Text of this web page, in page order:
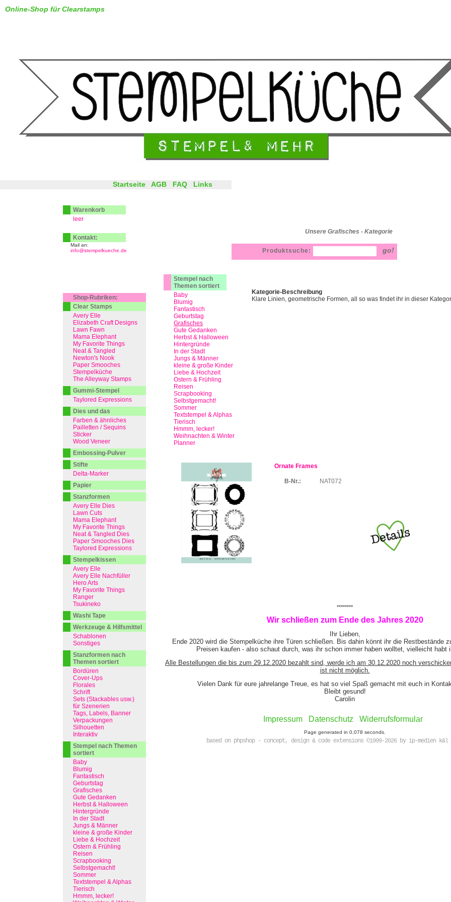
Unsere Grafisches - Kategorie
Online-Shop für Clearstamps
Stempel nach
Themen sortiert
Baby
Blumig
Fantastisch
Geburtstag
Grafisches
Gute Gedanken
Herbst & Halloween
Hintergründe
In der Stadt
Jungs & Männer
kleine & große Kinder
Liebe & Hochzeit
Ostern & Frühling
Reisen
Scrapbooking
Selbstgemacht!
Sommer
Textstempel & Alphas
Tierisch
Hmmm, lecker!
Weihnachten & Winter
Planner
Kategorie-Beschreibung
Klare Linien, geometrische Formen, all so was findet ihr in dieser
Ornate Frames
B-Nr.: NAT072
********
Wir schließen zum Ende des Jahres 2020
Ihr Lieben,
Ende 2020 wird die Stempelküche ihre Türen schließen. Bis dahin könnt ihr die Restbestände
Preisen kaufen - also schaut durch, was ihr schon immer haben wolltet, vielleicht habt
Alle Bestellungen die bis zum 29.12.2020 bezahlt sind, werde ich am 30.12.2020 noch
ist nicht möglich.
Vielen Dank für eure jahrelange Treue, es hat so viel Spaß gemacht mit euch in
Bleibt gesund!
Carolin
Impressum Datenschutz Widerrufsformular
Page generated in 0,078 seconds.
based on phpshop - concept, design & code extensions ©1999-2026 by ip-medien
Startseite AGB FAQ Links
Produktsuche:
Warenkorb
leer
Kontakt:
Mail an:
info@stempelkueche.de
Shop-Rubriken:
Clear Stamps
Avery Elle
Elizabeth Craft Designs
Lawn Fawn
Mama Elephant
My Favorite Things
Neat & Tangled
Newton's Nook
Paper Smooches
Stempelküche
The Alleyway Stamps
Gummi-Stempel
Taylored Expressions
Dies und das
Farben & ähnliches
Pailletten / Sequins
Sticker
Wood Veneer
Embossing-Pulver
Stifte
Delta-Marker
Papier
Stanzformen
Avery Elle Dies
Lawn Cuts
Mama Elephant
My Favorite Things
Neat & Tangled Dies
Paper Smooches Dies
Taylored Expressions
Stempelkissen
Avery Elle
Avery Elle Nachfüller
Hero Arts
My Favorite Things
Ranger
Tsukineko
Washi Tape
Werkzeuge & Hilfsmittel
Schablonen
Sonstiges
Stanzformen nach
Themen sortiert
Bordüren
Cover-Ups
Florales
Schrift
Sets (Stackables usw.)
für Szenerien
Tags, Labels, Banner
Verpackungen
Silhouetten
Interaktiv
Stempel nach Themen
sortiert
Baby
Blumig
Fantastisch
Geburtstag
Grafisches
Gute Gedanken
Herbst & Halloween
Hintergründe
In der Stadt
Jungs & Männer
kleine & große Kinder
Liebe & Hochzeit
Ostern & Frühling
Reisen
Scrapbooking
Selbstgemacht!
Sommer
Textstempel & Alphas
Tierisch
Hmmm, lecker!